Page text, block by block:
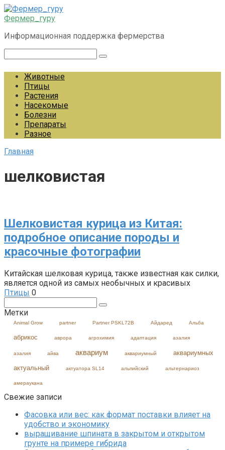
Перейти
к
Фермер_гуру
Информационная поддержка фермерства
Животные
Птицы
Растения
Насекомые
Болезни
Препараты
Разное
Главная
шелковистая
Шелковистая курица из Китая:
подробное описание породы и
красочные фотографии
Китайская шелковая курица, также известная как силки,
является одной из самых необычных и красивых
Птицы 0
Метки
Animal Grow partner Partner PSKL72B Айдаред Альба
абрикос аврора агрохимия адаптация азалия
азалия айва аквариум аквариумный
аквариумных
актуальный
актуатора SL14 альпийский альтернариоз
амераукана
Свежие записи
Фасовка или вес: как формат поставки влияет на
удобство и экономику
выращивание шпината в закрытом и открытом
грунте на примере гибрида